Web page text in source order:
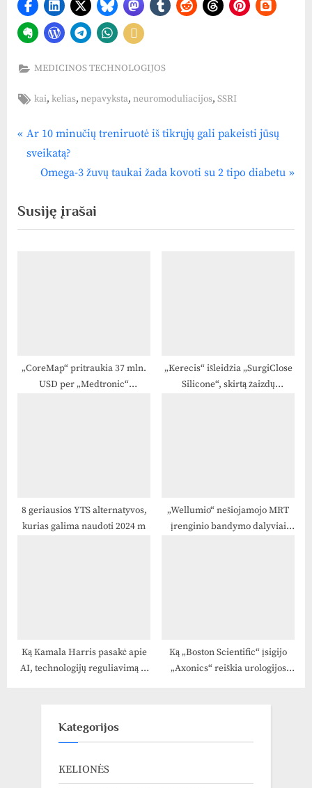
MEDICINOS TECHNOLOGIJOS
Tags:
kai,kelias,nepavyksta,neuromoduliacijos,SSRI
Navigacija
tarp
P
r
i
o
:
Ar 10 minučių treniruotė iš tikrųjų gali pakeisti jūsų
sveikatą?
N
x
t
Omega-3 žuvų taukai žada kovoti su 2 tipo diabetu
Susiję įrašai
„CoreMap“ pritraukia 37 mln.
USD per „Medtronic“
„Kerecis“ išleidžia „SurgiClose
Silicone“, skirtą žaizdų
8 geriausios YTS alternatyvos,
kurias galima naudoti 2024 m
„Wellumio“ nešiojamojo MRT
įrenginio bandymo dalyviai
Ką Kamala Harris pasakė apie
AI, technologijų reguliavimą ir
Ką „Boston Scientific“ įsigijo
„Axonics“ reiškia urologijos
Kategorijos
KELIONĖS